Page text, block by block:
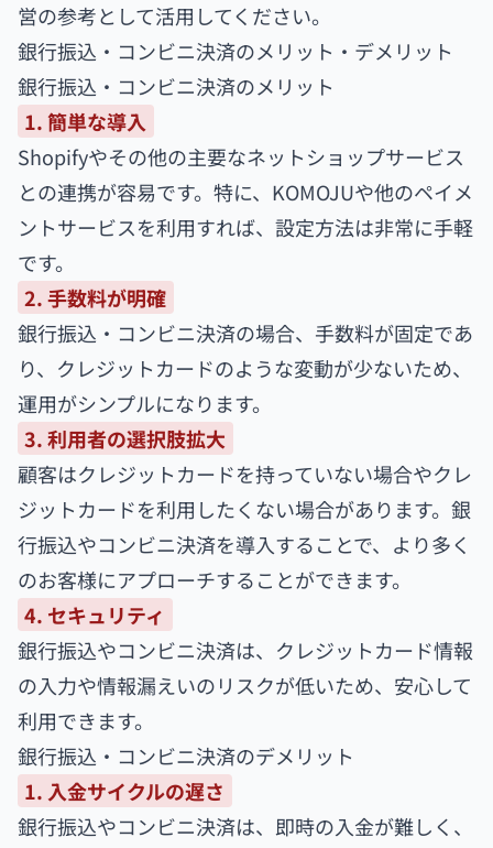
営の参考として活用してください。
銀行振込・コンビニ決済のメリット・デメリット
銀行振込・コンビニ決済のメリット
1. 簡単な導入
Shopifyやその他の主要なネットショップサービス
との連携が容易です。特に、KOMOJUや他のペイメ
ントサービスを利用すれば、設定方法は非常に手軽
です。
2. 手数料が明確
銀行振込・コンビニ決済の場合、手数料が固定であ
り、クレジットカードのような変動が少ないため、
運用がシンプルになります。
3. 利用者の選択肢拡大
顧客はクレジットカードを持っていない場合やクレ
ジットカードを利用したくない場合があります。銀
行振込やコンビニ決済を導入することで、より多く
のお客様にアプローチすることができます。
4. セキュリティ
銀行振込やコンビニ決済は、クレジットカード情報
の入力や情報漏えいのリスクが低いため、安心して
利用できます。
銀行振込・コンビニ決済のデメリット
1. 入金サイクルの遅さ
銀行振込やコンビニ決済は、即時の入金が難しく、